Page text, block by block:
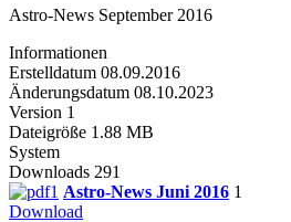
Astro-News September 2016
Informationen
Erstelldatum 08.09.2016
Änderungsdatum 08.10.2023
Version 1
Dateigröße 1.88 MB
System
Downloads 291
Astro-News Juni 2016 1
Download